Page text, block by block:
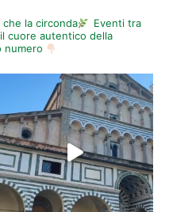
la circonda
Eventi tra
cuore autentico della
numero